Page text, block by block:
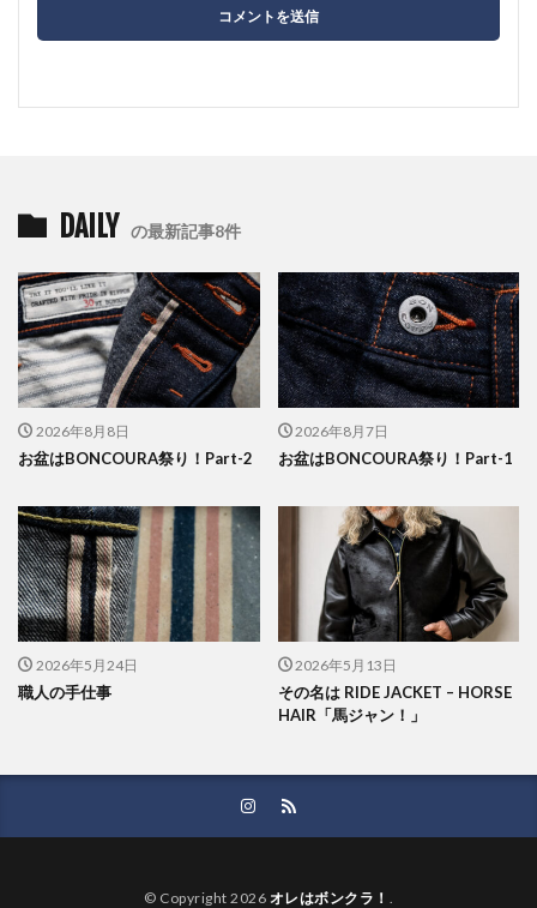
DAILY の最新記事8件
2026年8月8日
お盆はBONCOURA祭り！Part-2
2026年8月7日
お盆はBONCOURA祭り！Part-1
2026年5月24日
職人の手仕事
2026年5月13日
その名は RIDE JACKET – HORSE
HAIR「馬ジャン！」
© Copyright 2026 オレはボンクラ！ .